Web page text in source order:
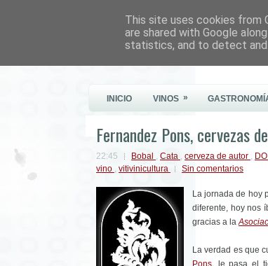
Este Vino Me Gusta
INICIO VINOS »
Fernandez Pons, cervezas
22:45 Bobal , Cata , cerveza de autor ,
vino , vitivinicultura Sin comentarios
La jornada de hoy
diferente, hoy nos
gracias a la
La verdad es que
Pons, le pasa el
This site uses cookies from
are shared with Google
statistics, and to detect and